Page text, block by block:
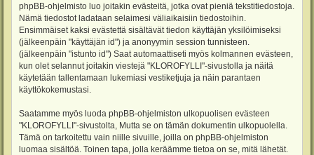
phpBB-ohjelmisto luo joitakin evästeitä, jotka ovat pieniä tekstitiedostoja.
Nämä tiedostot ladataan selaimesi väliaikaisiin tiedostoihin.
Ensimmäiset kaksi evästettä sisältävät tiedon käyttäjän yksilöimiseksi
(jälkeenpäin "käyttäjän id") ja anonyymin session tunnisteen.
(jälkeenpäin "istunto id") Saat automaattiseti myös kolmannen evästeen,
kun olet selannut joitakin viestejä "KLOROFYLLI"-sivustolla ja näitä
käytetään tallentamaan lukemiasi vestiketjuja ja näin parantaen
käyttökokemustasi.
Saatamme myös luoda phpBB-ohjelmiston ulkopuolisen evästeen
"KLOROFYLLI"-sivustolta, Mutta se on tämän dokumentin ulkopuolella.
Tämä on tarkoitettu vain niille sivuille, joilla on phpBB-ohjelmiston
luomaa sisältöä. Toinen tapa, jolla keräämme tietoa on se, mitä lähetät.